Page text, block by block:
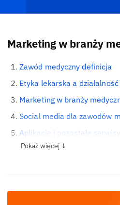
Marketing w branży
Zawód medyczny definicja
Etyka lekarska a
Marketing w branży
Social media dla zawodów
Aplikacje i pozostałe serwisy
Pokaż więcej ↓